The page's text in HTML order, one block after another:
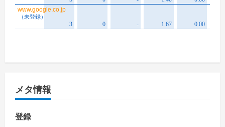
メタ情報
登録